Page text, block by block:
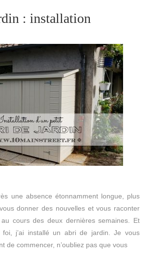
: installation
une absence étonnamment longue, plus
donner des nouvelles et vous raconter
cours des deux dernières semaines. Et
foi, j’ai installé un abri de jardin. Je vous
de commencer, n’oubliez pas que vous